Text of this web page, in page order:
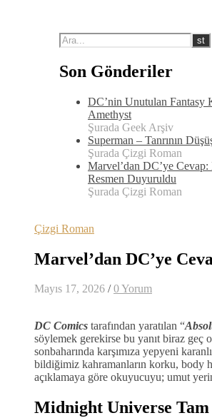
Son Gönderiler
DC’nin Unutulan Fantasy
Amethyst
Şurada Geek Arşiv
Superman – Tanrının
Şurada Çizgi Roman
Marvel’dan DC’ye
Resmen Duyuruldu
Şurada Çizgi Roman
Çizgi Roman
Marvel’dan DC’ye
Mayıs 17, 2026 / 0 Yorum
DC Comics tarafından yaratılan “
söylemek gerekirse bu yanıt biraz geç
sonbaharında karşımıza yepyeni
bildiğimiz kahramanların korku, body
açıklamaya göre okuyucuyu; umut
Midnight Universe